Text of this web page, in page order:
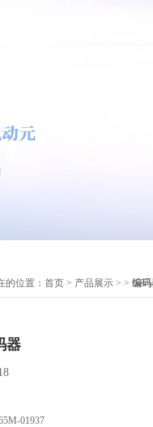
的位置： 首页 > 产品展示 > > 编
器
01937